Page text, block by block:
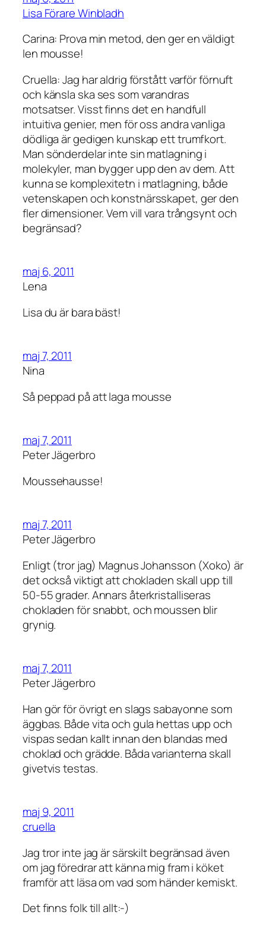
Lisa Förare Winbladh
Carina: Prova min metod, den ger en väldigt
len mousse!
Cruella: Jag har aldrig förstått varför förnuft
och känsla ska ses som varandras
motsatser. Visst finns det en handfull
intuitiva genier, men för oss andra vanliga
dödliga är gedigen kunskap ett trumfkort.
Man sönderdelar inte sin matlagning i
molekyler, man bygger upp den av dem. Att
kunna se komplexitetn i matlagning, både
vetenskapen och konstnärsskapet, ger den
fler dimensioner. Vem vill vara trångsynt och
begränsad?
maj 6, 2011
Lena
Lisa du är bara bäst!
maj 7, 2011
Nina
Så peppad på att laga mousse
maj 7, 2011
Peter Jägerbro
Moussehausse!
maj 7, 2011
Peter Jägerbro
Enligt (tror jag) Magnus Johansson (Xoko) är
det också viktigt att chokladen skall upp till
50-55 grader. Annars återkristalliseras
chokladen för snabbt, och moussen blir
grynig.
maj 7, 2011
Peter Jägerbro
Han gör för övrigt en slags sabayonne som
äggbas. Både vita och gula hettas upp och
vispas sedan kallt innan den blandas med
choklad och grädde. Båda varianterna skall
givetvis testas.
maj 9, 2011
cruella
Jag tror inte jag är särskilt begränsad även
om jag föredrar att känna mig fram i köket
framför att läsa om vad som händer kemiskt.
Det finns folk till allt:-)